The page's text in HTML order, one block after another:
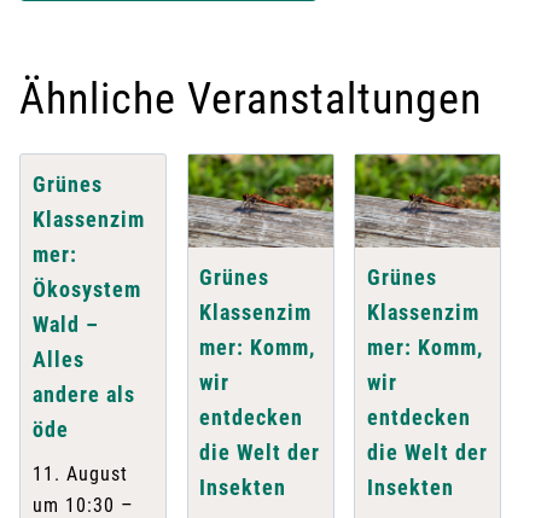
Ähnliche Veranstaltungen
Grünes
Klassenzim
mer:
Ökosystem
Wald –
Alles
andere als
öde
11. August
um 10:30 –
Grünes
Klassenzim
mer: Komm,
wir
entdecken
die Welt der
Insekten
Grünes
Klassenzim
mer: Komm,
wir
entdecken
die Welt der
Insekten